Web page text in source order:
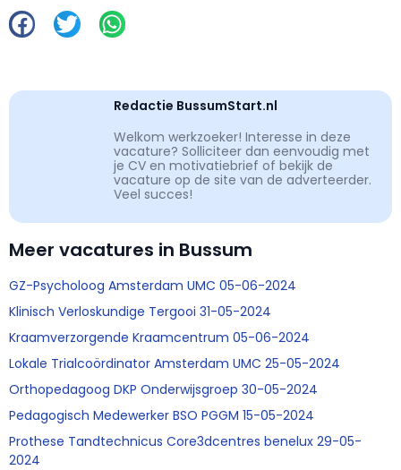
Redactie BussumStart.nl
Welkom werkzoeker! Interesse in deze
vacature? Solliciteer dan eenvoudig met
je CV en motivatiebrief of bekijk de
vacature op de site van de adverteerder.
Veel succes!
Meer vacatures in Bussum
GZ-Psycholoog Amsterdam UMC 05-06-2024
Klinisch Verloskundige Tergooi 31-05-2024
Kraamverzorgende Kraamcentrum 05-06-2024
Lokale Trialcoördinator Amsterdam UMC 25-05-2024
Orthopedagoog DKP Onderwijsgroep 30-05-2024
Pedagogisch Medewerker BSO PGGM 15-05-2024
Prothese Tandtechnicus Core3dcentres benelux 29-05-
2024